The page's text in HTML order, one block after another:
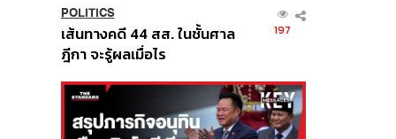
POLITICS
เส้นทางคดี 44 สส. ในชั้นศาล
ฎีกา จะรู้ผลเมื่อไร
197